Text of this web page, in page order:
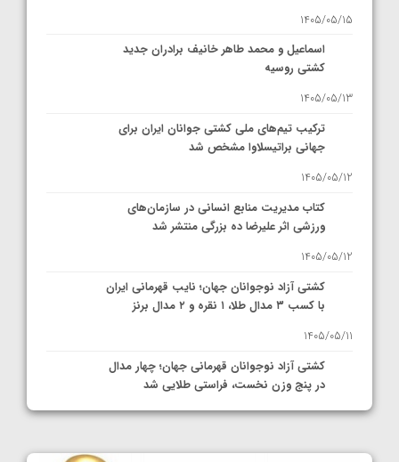
1405/05/15
اسماعیل و محمد طاهر خانیف برادران جدید
کشتی روسیه
1405/05/13
ترکیب تیم‌های ملی کشتی جوانان ایران برای
جهانی براتیسلاوا مشخص شد
1405/05/12
کتاب مدیریت منابع انسانی در سازمان‌های
ورزشی اثر علیرضا ده بزرگی منتشر شد
1405/05/12
کشتی آزاد نوجوانان جهان؛ نایب قهرمانی ایران
با کسب ۳ مدال طلا، ۱ نقره و ۲ مدال برنز
1405/05/11
کشتی آزاد نوجوانان قهرمانی جهان؛ چهار مدال
در پنج وزن نخست، فراستی طلایی شد
1405/05/11